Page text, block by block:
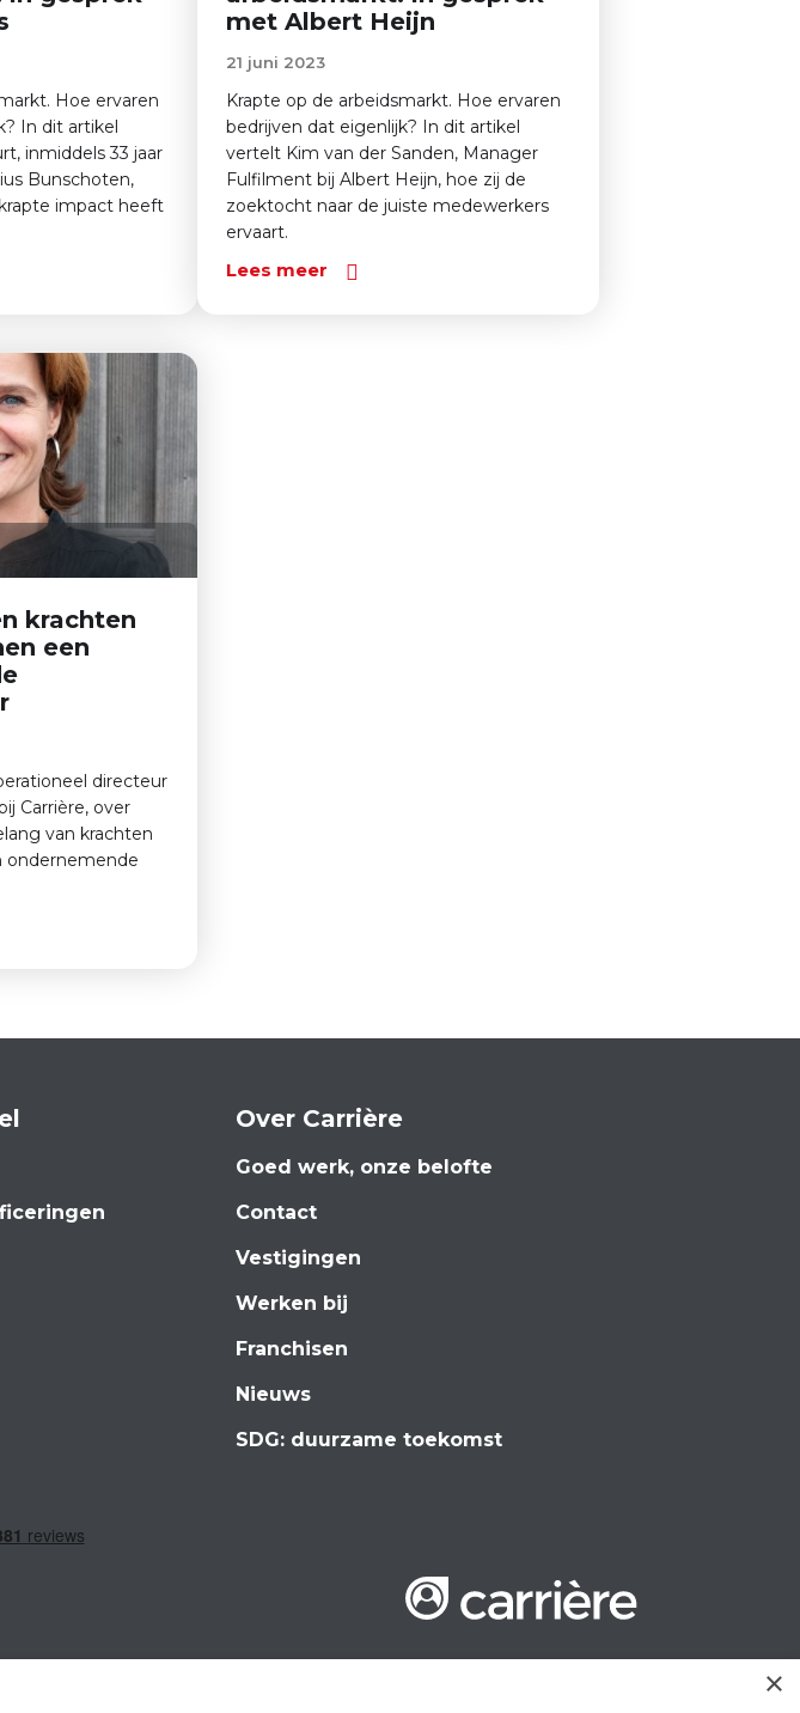
Hoe ervaren
In dit artikel
inmiddels 33 jaar
Bunschoten,
impact heeft
met Albert Heijn
21 juni 2023
Krapte op de arbeidsmarkt. Hoe ervaren
bedrijven dat eigenlijk? In dit artikel
vertelt Kim van der Sanden, Manager
Fulfilment bij Albert Heijn, hoe zij de
zoektocht naar de juiste medewerkers
ervaart.
Lees meer
krachten
een
directeur
Carrière, over
van krachten
ondernemende
Over Carrière
Goed werk, onze belofte
Contact
Vestigingen
Werken bij
Franchisen
Nieuws
SDG: duurzame toekomst
×